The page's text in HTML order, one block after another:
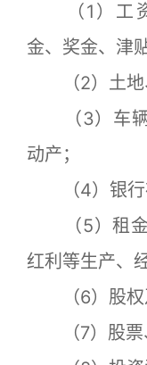
（1）工资
金、奖金、津
（2）土地
（3）车辆
动产；
（4）银行
（5）租金
红利等生产、
（6）股权
（7）股票